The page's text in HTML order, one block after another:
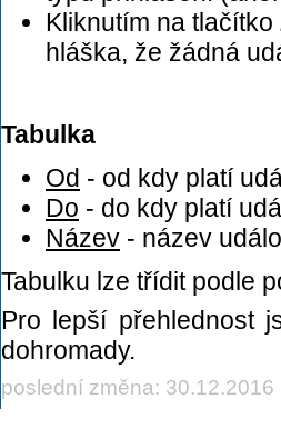
Kliknutím na tlačítko
hláška, že žádná
Tabulka
Od - od kdy platí
Do - do kdy platí
Název - název
Tabulku lze třídit podle
Pro lepší přehlednost
dohromady.
poslední změna: 30.12.2016